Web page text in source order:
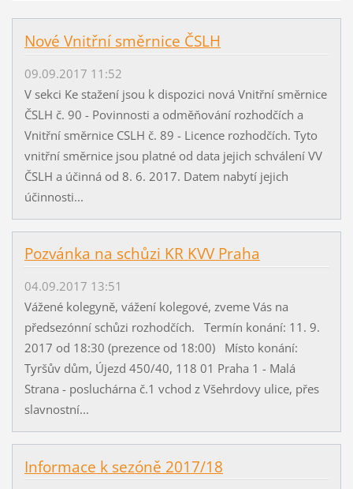
Nové Vnitřní směrnice ČSLH
09.09.2017 11:52
V sekci Ke stažení jsou k dispozici nová Vnitřní směrnice
ČSLH č. 90 - Povinnosti a odměňování rozhodčích a
Vnitřní směrnice CSLH č. 89 - Licence rozhodčích. Tyto
vnitřní směrnice jsou platné od data jejich schválení VV
ČSLH a účinná od 8. 6. 2017. Datem nabytí jejich
účinnosti...
Pozvánka na schůzi KR KVV Praha
04.09.2017 13:51
Vážené kolegyně, vážení kolegové, zveme Vás na
předsezónní schůzi rozhodčích. Termín konání: 11. 9.
2017 od 18:30 (prezence od 18:00) Místo konání:
Tyršův dům, Újezd 450/40, 118 01 Praha 1 - Malá
Strana - posluchárna č.1 vchod z Všehrdovy ulice, přes
slavnostní...
Informace k sezóně 2017/18